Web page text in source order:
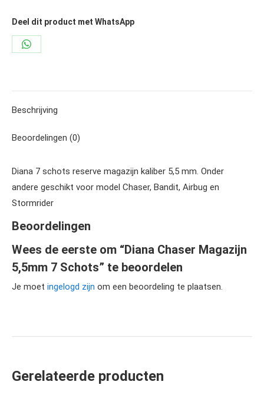
Deel dit product met WhatsApp
Share
Beschrijving
Beoordelingen (0)
Diana 7 schots reserve magazijn kaliber 5,5 mm. Onder
andere geschikt voor model Chaser, Bandit, Airbug en
Stormrider
Beoordelingen
Wees de eerste om “Diana Chaser Magazijn
5,5mm 7 Schots” te beoordelen
Je moet ingelogd zijn om een beoordeling te plaatsen.
Gerelateerde producten